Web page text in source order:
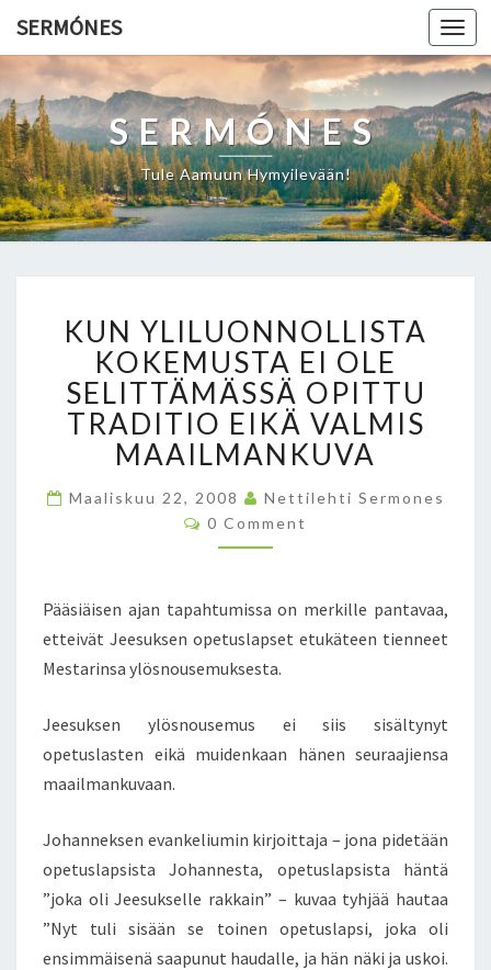
SERMÓNES
SERMÓNES
Tule Aamuun Hymyilevään!
U
N
Y
L
L
O
N
N
L
I
S
A
O
M
U
T
A
E
KUN YLILUONNOLLISTA
KOKEMUSTA EI OLE
SELITTÄMÄSSÄ OPITTU
TRADITIO EIKÄ VALMIS
MAAILMANKUVA
Maaliskuu 22, 2008
Nettilehti Sermones
C
O
N
T
S
0 Comment
Pääsiäisen ajan tapahtumissa on merkille pantavaa,
etteivät Jeesuksen opetuslapset etukäteen tienneet
Mestarinsa ylösnousemuksesta.
Jeesuksen ylösnousemus ei siis sisältynyt
opetuslasten eikä muidenkaan hänen seuraajiensa
maailmankuvaan.
Johanneksen evankeliumin kirjoittaja – jona pidetään
opetuslapsista Johannesta, opetuslapsista häntä
”joka oli Jeesukselle rakkain” – kuvaa tyhjää hautaa
”Nyt tuli sisään se toinen opetuslapsi, joka oli
ensimmäisenä saapunut haudalle, ja hän näki ja uskoi.